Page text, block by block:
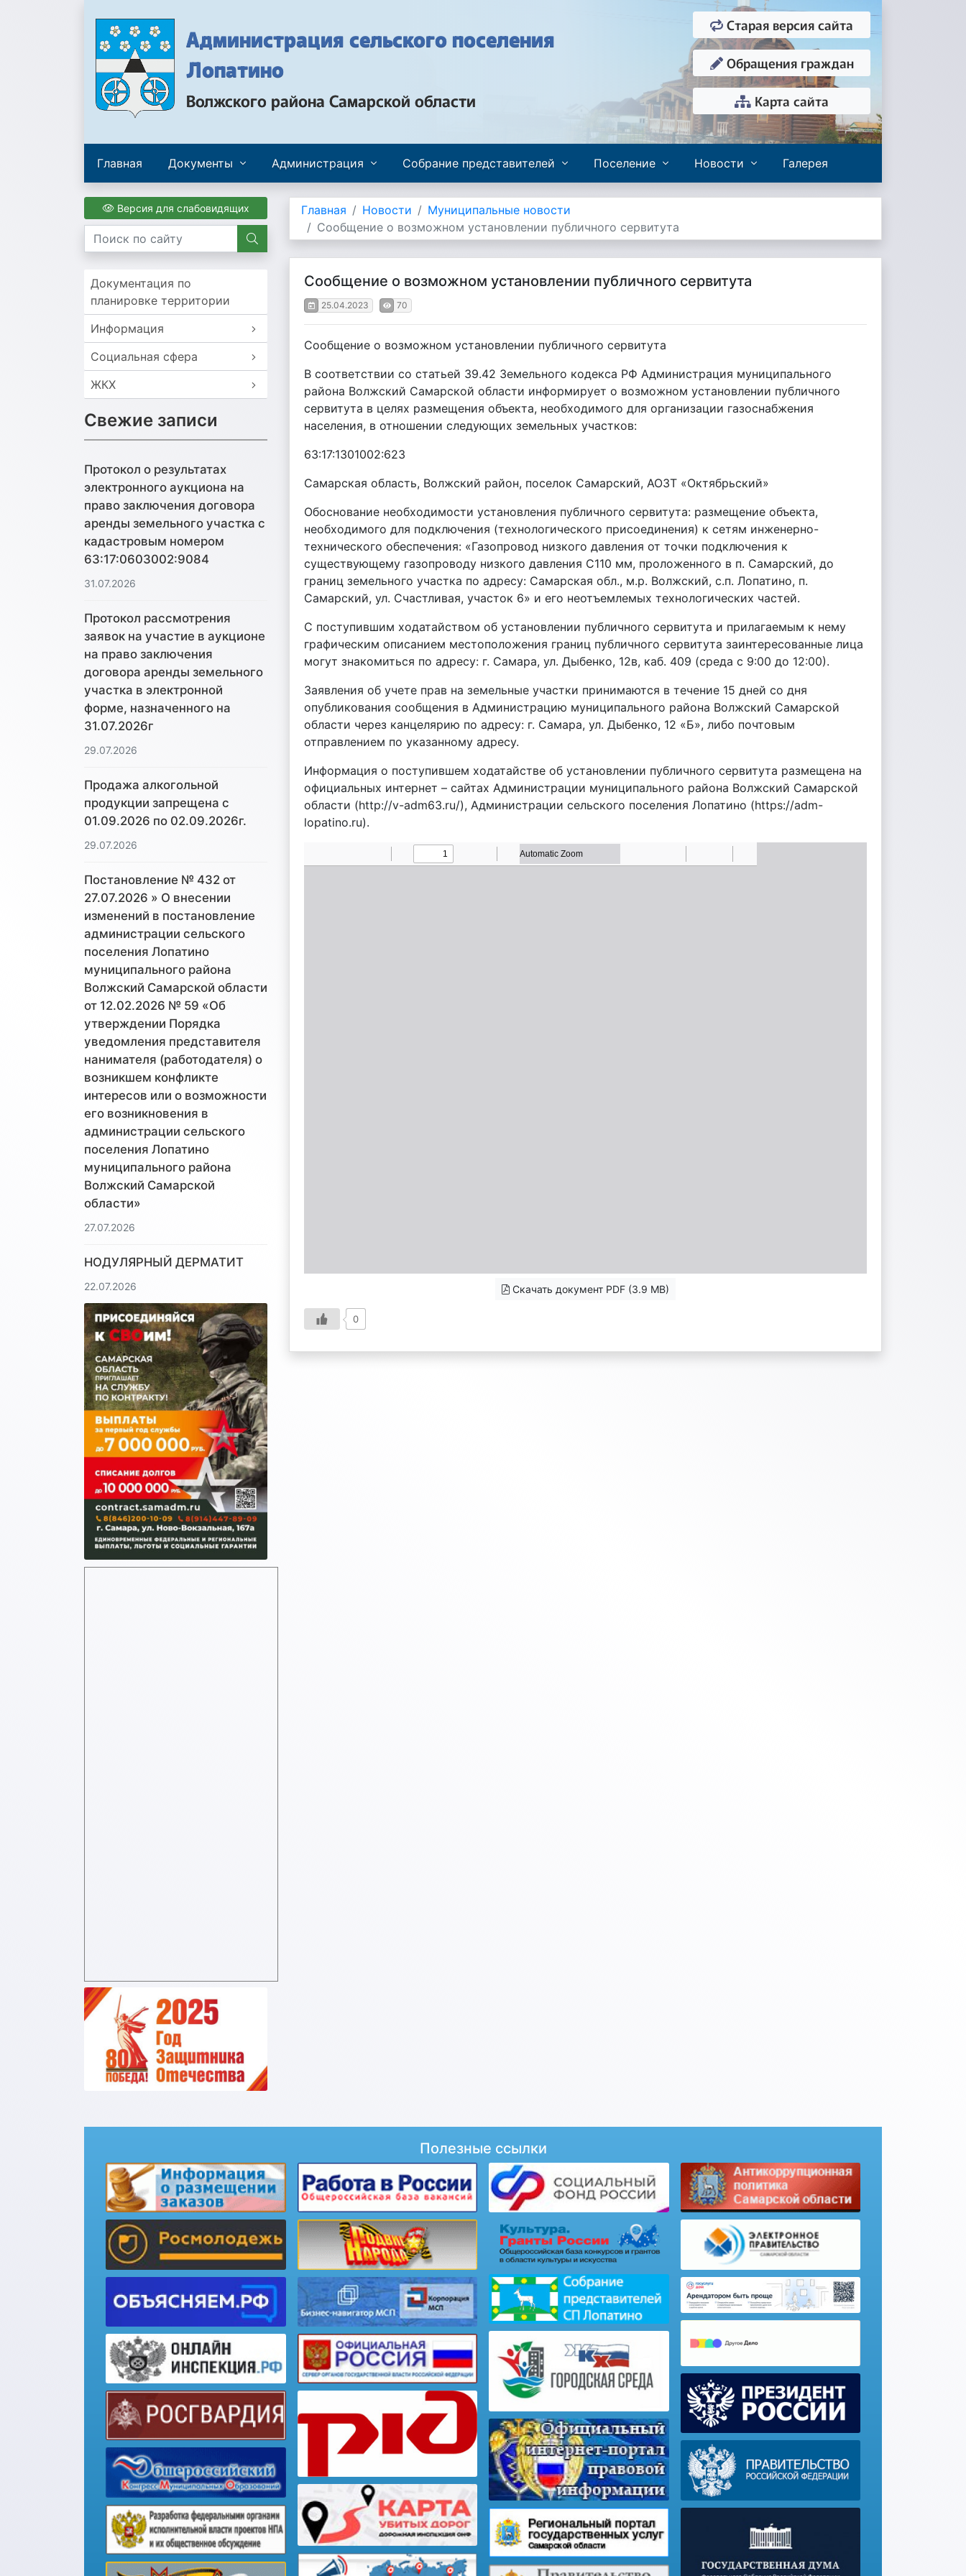
Администрация сельского поселения
Лопатино
Волжского района Самарской области
Старая версия сайта
Обращения граждан
Карта сайта
Главная Документы Администрация Собрание представителей Поселение Новости Галерея
Версия для слабовидящих
Документация по
планировке территории
Информация
Социальная сфера
ЖКХ
Свежие записи
Протокол о результатах
электронного аукциона на
право заключения договора
аренды земельного участка с
кадастровым номером
63:17:0603002:9084
31.07.2026
Протокол рассмотрения
заявок на участие в аукционе
на право заключения
договора аренды земельного
участка в электронной
форме, назначенного на
31.07.2026г
29.07.2026
Продажа алкогольной
продукции запрещена с
01.09.2026 по 02.09.2026г.
29.07.2026
Постановление № 432 от
27.07.2026 » О внесении
изменений в постановление
администрации сельского
поселения Лопатино
муниципального района
Волжский Самарской области
от 12.02.2026 № 59 «Об
утверждении Порядка
уведомления представителя
нанимателя (работодателя) о
возникшем конфликте
интересов или о возможности
его возникновения в
администрации сельского
поселения Лопатино
муниципального района
Волжский Самарской
области»
27.07.2026
НОДУЛЯРНЫЙ ДЕРМАТИТ
22.07.2026
Главная Новости
Муниципальные новости
Сообщение о возможном установлении публичного сервитута
Сообщение о возможном установлении публичного сервитута
25.04.2023 70
Сообщение о возможном установлении публичного сервитута
В соответствии со статьей 39.42 Земельного кодекса РФ Администрация муниципального
района Волжский Самарской области информирует о возможном установлении публичного
сервитута в целях размещения объекта, необходимого для организации газоснабжения
населения, в отношении следующих земельных участков:
63:17:1301002:623
Самарская область, Волжский район, поселок Самарский, АОЗТ «Октябрьский»
Обоснование необходимости установления публичного сервитута: размещение объекта,
необходимого для подключения (технологического присоединения) к сетям инженерно-
технического обеспечения: «Газопровод низкого давления от точки подключения к
существующему газопроводу низкого давления С110 мм, проложенного в п. Самарский, до
границ земельного участка по адресу: Самарская обл., м.р. Волжский, с.п. Лопатино, п.
Самарский, ул. Счастливая, участок 6» и его неотъемлемых технологических частей.
С поступившим ходатайством об установлении публичного сервитута и прилагаемым к нему
графическим описанием местоположения границ публичного сервитута заинтересованные лица
могут знакомиться по адресу: г. Самара, ул. Дыбенко, 12в, каб. 409 (среда с 9:00 до 12:00).
Заявления об учете прав на земельные участки принимаются в течение 15 дней со дня
опубликования сообщения в Администрацию муниципального района Волжский Самарской
области через канцелярию по адресу: г. Самара, ул. Дыбенко, 12 «Б», либо почтовым
отправлением по указанному адресу.
Информация о поступившем ходатайстве об установлении публичного сервитута размещена на
официальных интернет – сайтах Администрации муниципального района Волжский Самарской
области (http://v-adm63.ru/), Администрации сельского поселения Лопатино (https://adm-
lopatino.ru).
Скачать документ PDF (3.9 MB)
0
Полезные ссылки